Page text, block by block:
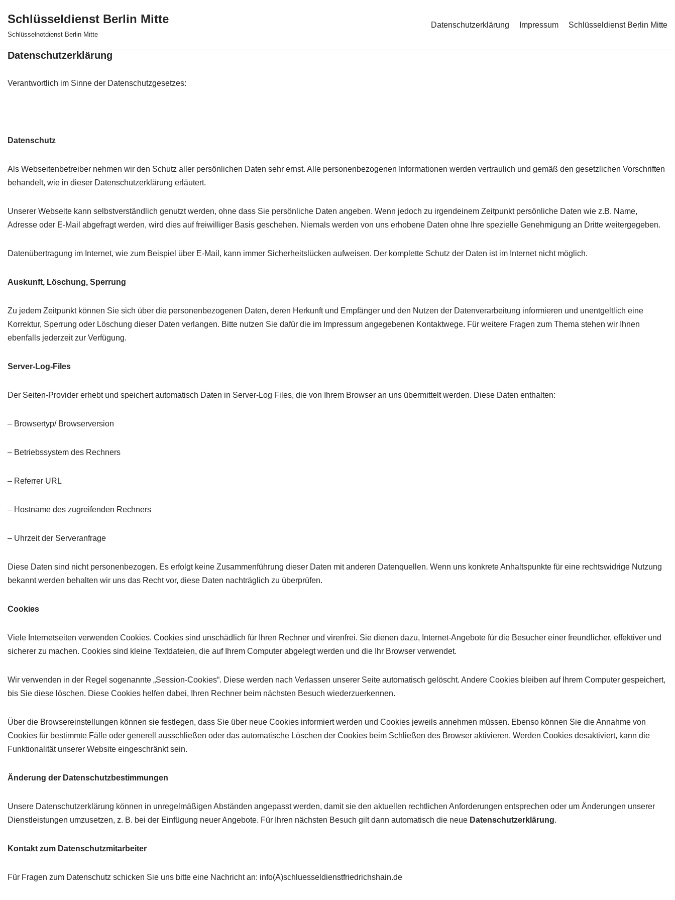
springen
Schlüsseldienst Berlin Mitte
Schlüsselnotdienst Berlin Mitte
Datenschutzerklärung Impressum Schlüsseldienst Berlin Mitte
Datenschutzerklärung
Verantwortlich im Sinne der Datenschutzgesetzes:
Datenschutz
Als Webseitenbetreiber nehmen wir den Schutz aller persönlichen Daten sehr ernst. Alle personenbezogenen Informationen werden vertraulich und gemäß den gesetzlichen Vorschriften
behandelt, wie in dieser Datenschutzerklärung erläutert.
Unserer Webseite kann selbstverständlich genutzt werden, ohne dass Sie persönliche Daten angeben. Wenn jedoch zu irgendeinem Zeitpunkt persönliche Daten wie z.B. Name,
Adresse oder E-Mail abgefragt werden, wird dies auf freiwilliger Basis geschehen. Niemals werden von uns erhobene Daten ohne Ihre spezielle Genehmigung an Dritte weitergegeben.
Datenübertragung im Internet, wie zum Beispiel über E-Mail, kann immer Sicherheitslücken aufweisen. Der komplette Schutz der Daten ist im Internet nicht möglich.
Auskunft, Löschung, Sperrung
Zu jedem Zeitpunkt können Sie sich über die personenbezogenen Daten, deren Herkunft und Empfänger und den Nutzen der Datenverarbeitung informieren und unentgeltlich eine
Korrektur, Sperrung oder Löschung dieser Daten verlangen. Bitte nutzen Sie dafür die im Impressum angegebenen Kontaktwege. Für weitere Fragen zum Thema stehen wir Ihnen
ebenfalls jederzeit zur Verfügung.
Server-Log-Files
Der Seiten-Provider erhebt und speichert automatisch Daten in Server-Log Files, die von Ihrem Browser an uns übermittelt werden. Diese Daten enthalten:
– Browsertyp/ Browserversion
– Betriebssystem des Rechners
– Referrer URL
– Hostname des zugreifenden Rechners
– Uhrzeit der Serveranfrage
Diese Daten sind nicht personenbezogen. Es erfolgt keine Zusammenführung dieser Daten mit anderen Datenquellen. Wenn uns konkrete Anhaltspunkte für eine rechtswidrige Nutzung
bekannt werden behalten wir uns das Recht vor, diese Daten nachträglich zu überprüfen.
Cookies
Viele Internetseiten verwenden Cookies. Cookies sind unschädlich für Ihren Rechner und virenfrei. Sie dienen dazu, Internet-Angebote für die Besucher einer freundlicher, effektiver und
sicherer zu machen. Cookies sind kleine Textdateien, die auf Ihrem Computer abgelegt werden und die Ihr Browser verwendet.
Wir verwenden in der Regel sogenannte „Session-Cookies“. Diese werden nach Verlassen unserer Seite automatisch gelöscht. Andere Cookies bleiben auf Ihrem Computer gespeichert,
bis Sie diese löschen. Diese Cookies helfen dabei, Ihren Rechner beim nächsten Besuch wiederzuerkennen.
Über die Browsereinstellungen können sie festlegen, dass Sie über neue Cookies informiert werden und Cookies jeweils annehmen müssen. Ebenso können Sie die Annahme von
Cookies für bestimmte Fälle oder generell ausschließen oder das automatische Löschen der Cookies beim Schließen des Browser aktivieren. Werden Cookies desaktiviert, kann die
Funktionalität unserer Website eingeschränkt sein.
Änderung der Datenschutzbestimmungen
Unsere Datenschutzerklärung können in unregelmäßigen Abständen angepasst werden, damit sie den aktuellen rechtlichen Anforderungen entsprechen oder um Änderungen unserer
Dienstleistungen umzusetzen, z. B. bei der Einfügung neuer Angebote. Für Ihren nächsten Besuch gilt dann automatisch die neue Datenschutzerklärung.
Kontakt zum Datenschutzmitarbeiter
Für Fragen zum Datenschutz schicken Sie uns bitte eine Nachricht an: info(A)schluesseldienstfriedrichshain.de